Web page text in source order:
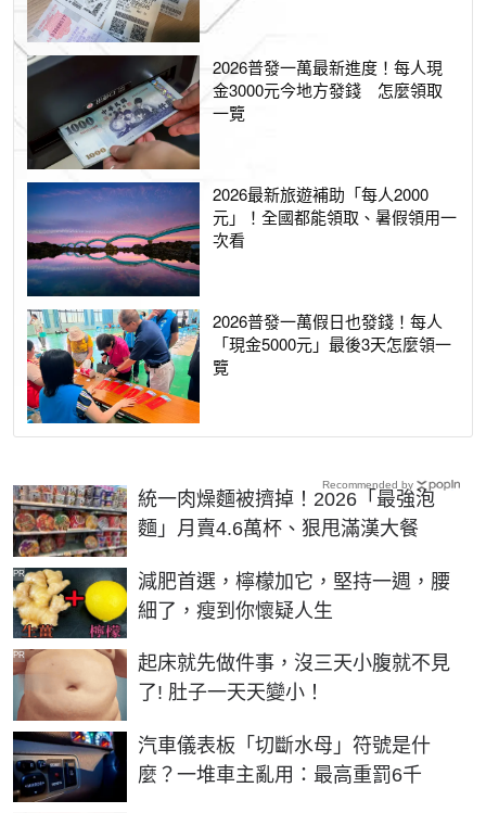
2026普發一萬最新進度！每人現
金3000元今地方發錢 怎麼領取
一覽
2026最新旅遊補助「每人2000
元」！全國都能領取、暑假領用一
次看
2026普發一萬假日也發錢！每人
「現金5000元」最後3天怎麼領一
覽
統一肉燥麵被擠掉！2026「最強泡
麵」月賣4.6萬杯、狠甩滿漢大餐
減肥首選，檸檬加它，堅持一週，腰
細了，瘦到你懷疑人生
PR
起床就先做件事，沒三天小腹就不見
了! 肚子一天天變小！
PR
汽車儀表板「切斷水母」符號是什
麼？一堆車主亂用：最高重罰6千
Recommended by